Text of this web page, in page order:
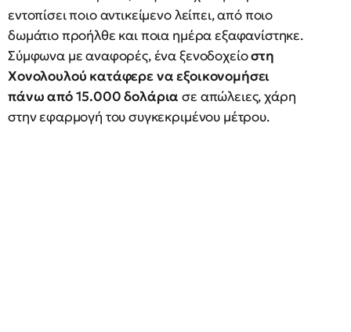
εντοπίσει ποιο αντικείμενο λείπει, από ποιο
δωμάτιο προήλθε και ποια ημέρα εξαφανίστηκε.
Σύμφωνα με αναφορές, ένα ξενοδοχείοστη
Χονολουλού κατάφερε να εξοικονομήσει
πάνω από 15.000 δολάρια σε απώλειες, χάρη
στην εφαρμογή του συγκεκριμένου μέτρου.